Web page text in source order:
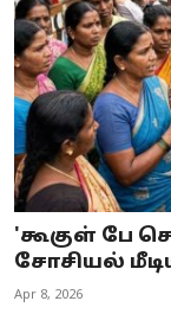
'கூகுள் பே
சோசியல்
Apr 8, 2026